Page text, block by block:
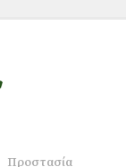
Προστασία